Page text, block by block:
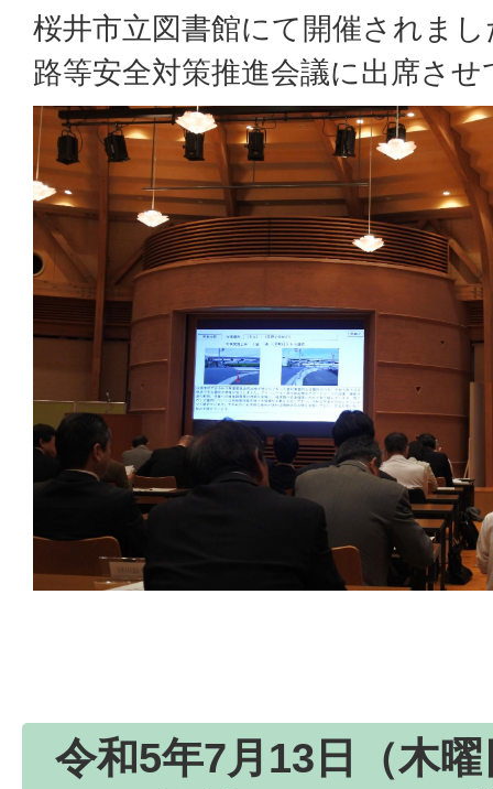
桜井市立図書館にて開催されま
路等安全対策推進会議に出席さ
令和5年7月13日（木